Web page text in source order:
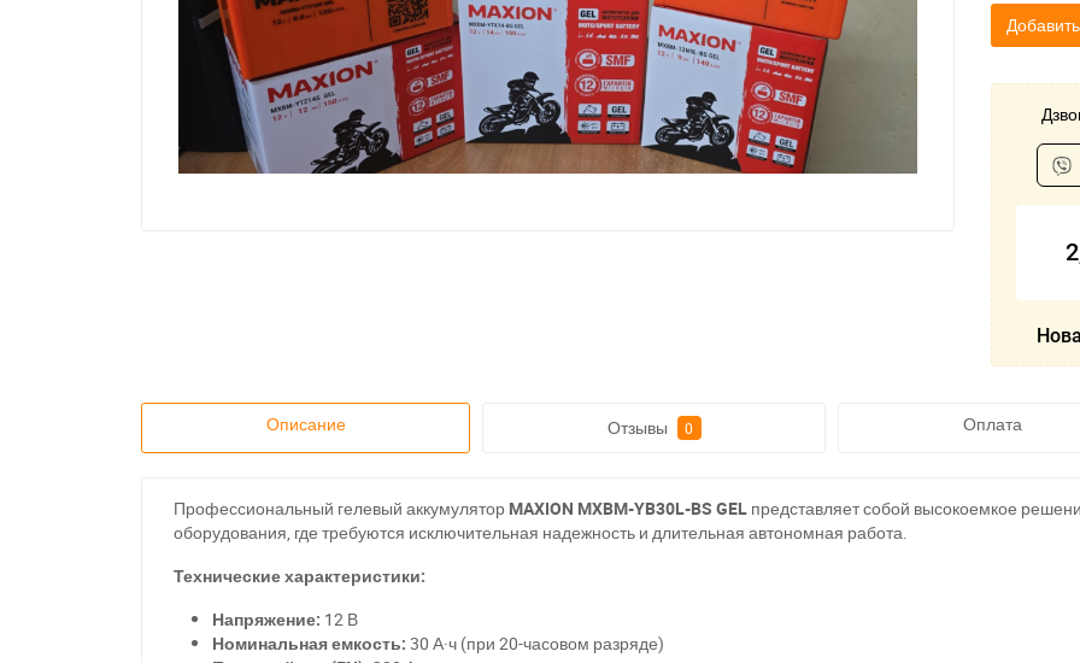
Описание Отзывы 0 Оплата
Профессиональный гелевый аккумулятор MAXION MXBM-YB30L-BS GEL представляет собой высокоемкое
оборудования, где требуются исключительная надежность и длительная автономная работа.
Технические характеристики:
Напряжение: 12 В
Номинальная емкость: 30 А·ч (при 20-часовом разряде)